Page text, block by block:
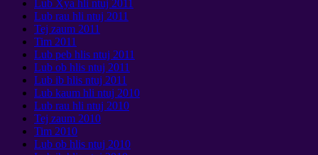
Lub Xya hli ntuj 2011
Lub rau hli ntuj 2011
Tej zaum 2011
Tim 2011
Lub peb hlis ntuj 2011
Lub ob hlis ntuj 2011
Lub ib hlis ntuj 2011
Lub kaum hli ntuj 2010
Lub rau hli ntuj 2010
Tej zaum 2010
Tim 2010
Lub ob hlis ntuj 2010